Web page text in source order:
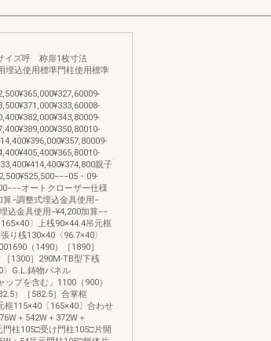
イズ呼 称扉1枚寸法
埋込使用標準門柱使用標準
親子
・09-
オートクローザー仕様
算−調整式埋込金具使用−
込金具使用−¥4,200加算−−
〕上桟90×44.4吊元框
り桟130×40〈96.7×40〉
（1490）［1890］
［1300］290M-TB型下桟
〉G.L.鋳物パネル
プを含む」1100（900）
）［582.5］合掌框
框115×40〔165×40〕合わせ
＋542W＋372W＋
柱105□受け門柱105□片開